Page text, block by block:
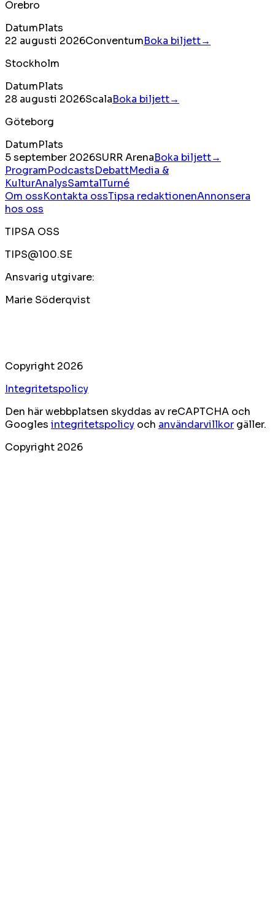
Örebro
DatumPlats
22 augusti 2026ConventumBoka biljett→
Stockholm
DatumPlats
28 augusti 2026ScalaBoka biljett→
Göteborg
DatumPlats
5 september 2026SURR ArenaBoka biljett→
ProgramPodcastsDebattMedia &
KulturAnalysSamtalTurné
Om ossKontakta ossTipsa redaktionenAnnonsera
hos oss
TIPSA OSS
TIPS@100.SE
Ansvarig utgivare:
Marie Söderqvist
Copyright 2026
Integritetspolicy
Den här webbplatsen skyddas av reCAPTCHA och
Googles integritetspolicy och användarvillkor gäller.
Copyright 2026